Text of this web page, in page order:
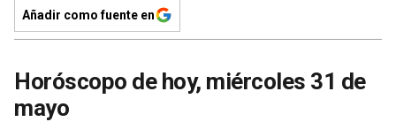
Añadir como fuente en
Horóscopo de hoy, miércoles 31 de
mayo